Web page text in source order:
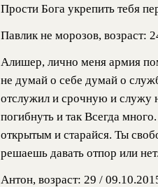
Прости Бога укрепить тебя
Павлик не морозов, возраст:
Алишер, лично меня армия
не думай о себе думай о
отслужил и срочную и служу
погибнуть и так Всегда
открытым и старайся. Ты
решаешь давать отпор или
Антон, возраст: 29 /